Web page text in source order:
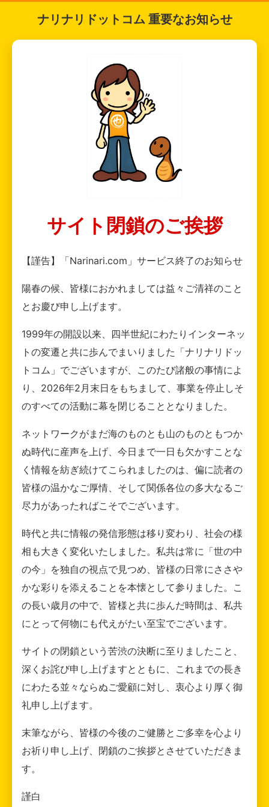
ナリナリドットコム 重要なお知らせ
サイト閉鎖のご挨拶
【謹告】「Narinari.com」サービス終了のお知らせ
陽春の候、皆様におかれましては益々ご清祥のこと
とお慶び申し上げます。
1999年の開設以来、四半世紀にわたりインターネッ
トの変遷と共に歩んでまいりました「ナリナリドッ
トコム」でございますが、このたび諸般の事情によ
り、2026年2月末日をもちまして、事業を停止しそ
のすべての活動に幕を閉じることとなりました。
ネットワークがまだ海のものとも山のものともつか
ぬ時代に産声を上げ、今日まで一日も欠かすことな
く情報を紡ぎ続けてこられましたのは、偏に読者の
皆様の温かなご厚情、そして関係各位の多大なるご
尽力があったればこそでございます。
時代と共に情報の発信形態は移り変わり、社会の様
相も大きく変化いたしました。私共は常に「世の中
の今」を独自の視点で見つめ、皆様の日常にささや
かな彩りを添えることを本懐として参りました。こ
の長い歳月の中で、皆様と共に歩んだ時間は、私共
にとって何物にも代えがたい至宝でございます。
サイトの閉鎖という苦渋の決断に至りましたこと、
深くお詫び申し上げますとともに、これまでの長き
にわたる並々ならぬご愛顧に対し、衷心より厚く御
礼申し上げます。
末筆ながら、皆様の今後のご健勝とご多幸を心より
お祈り申し上げ、閉鎖のご挨拶とさせていただきま
す。
謹白